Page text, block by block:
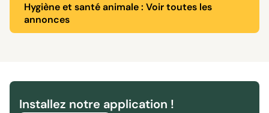
Hygiène et santé animale : Voir toutes les
annonces
Installez notre application !